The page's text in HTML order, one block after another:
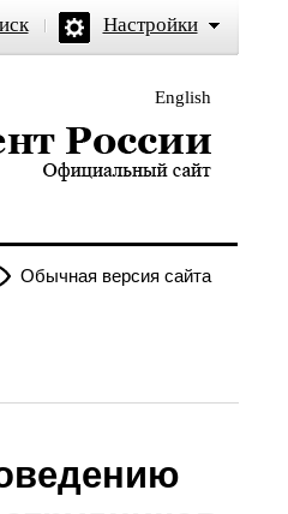
Настройки
English
сайт
Обычная версия сайта